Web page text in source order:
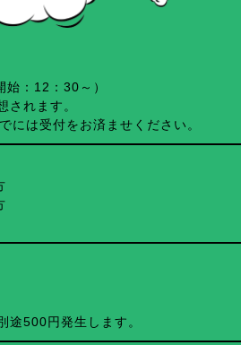
：12：30～）
れます。
は受付をお済ませください。
500円発生します。